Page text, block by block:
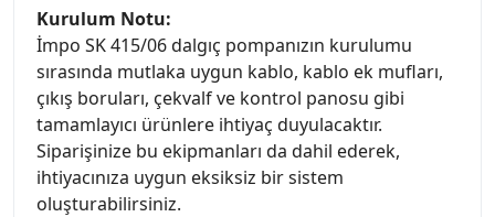
Kurulum Notu:
İmpo SK 415/06 dalgıç pompanızın kurulumu
sırasında mutlaka uygun kablo, kablo ek mufları,
çıkış boruları, çekvalf ve kontrol panosu gibi
tamamlayıcı ürünlere ihtiyaç duyulacaktır.
Siparişinize bu ekipmanları da dahil ederek,
ihtiyacınıza uygun eksiksiz bir sistem
oluşturabilirsiniz.